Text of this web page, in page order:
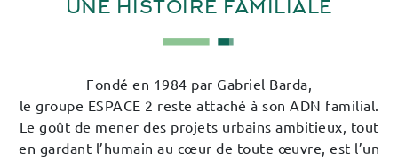
UNE HISTOIRE FAMILIALE
Fondé en 1984 par Gabriel Barda,
le groupe ESPACE 2 reste attaché à son ADN familial.
Le goût de mener des projets urbains ambitieux, tout
en gardant l’humain au cœur de toute œuvre, est l’un